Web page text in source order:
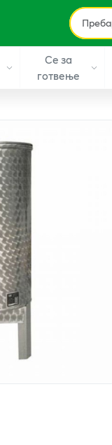
Се за
готвење